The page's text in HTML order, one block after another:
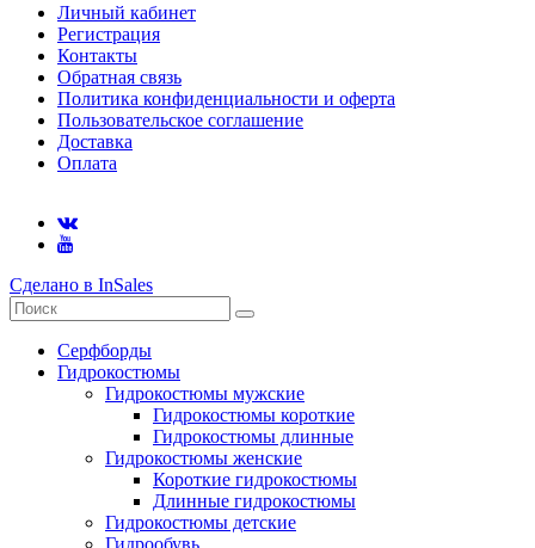
Личный кабинет
Регистрация
Контакты
Обратная связь
Политика конфиденциальности и оферта
Пользовательское соглашение
Доставка
Оплата
Сделано в InSales
Серфборды
Гидрокостюмы
Гидрокостюмы мужские
Гидрокостюмы короткие
Гидрокостюмы длинные
Гидрокостюмы женские
Короткие гидрокостюмы
Длинные гидрокостюмы
Гидрокостюмы детские
Гидрообувь